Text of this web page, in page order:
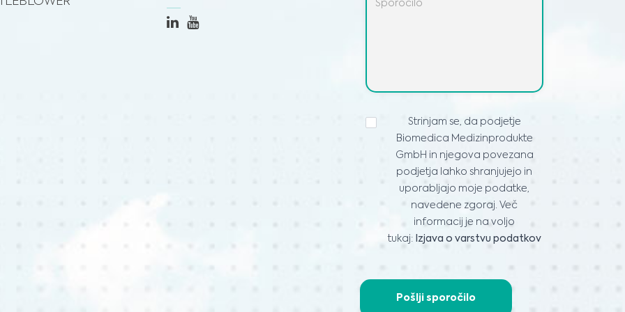
IZJAVA
O
VARSTVU
PODATKOV*
Strinjam se, da podjetje
Biomedica Medizinprodukte
GmbH in njegova povezana
podjetja lahko shranjujejo in
uporabljajo moje podatke,
navedene zgoraj. Več
informacij je na voljo
tukaj: Izjava o varstvu podatkov
Pošlji sporočilo